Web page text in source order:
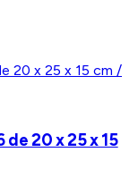
20 x 25 x 15